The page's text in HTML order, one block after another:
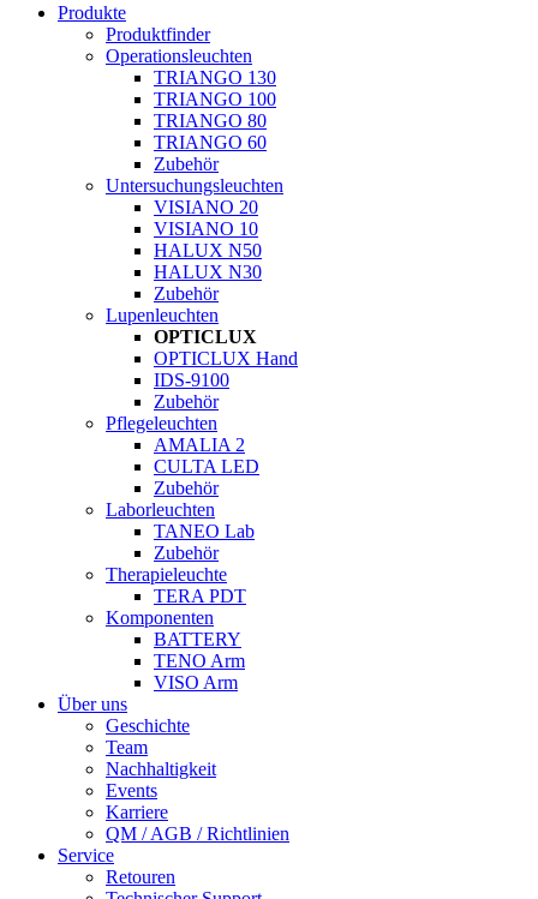
Produkte
Produktfinder
Operationsleuchten
TRIANGO 130
TRIANGO 100
TRIANGO 80
TRIANGO 60
Zubehör
Untersuchungsleuchten
VISIANO 20
VISIANO 10
HALUX N50
HALUX N30
Zubehör
Lupenleuchten
OPTICLUX
OPTICLUX Hand
IDS-9100
Zubehör
Pflegeleuchten
AMALIA 2
CULTA LED
Zubehör
Laborleuchten
TANEO Lab
Zubehör
Therapieleuchte
TERA PDT
Komponenten
BATTERY
TENO Arm
VISO Arm
Über uns
Geschichte
Team
Nachhaltigkeit
Events
Karriere
QM / AGB / Richtlinien
Service
Retouren